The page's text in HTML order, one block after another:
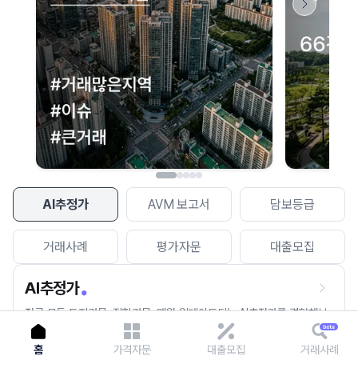
AI추정가 AVM 보고서 담보등급
거래사례 평가자문 대출모집
AI추정가
전국 모든 토지건물, 집합건물, 매월 업데이트되는 AI추정가를 경험해보
세요.
이용에 불편을 드려 죄송합니다.
다시 시도
홈 가격자문 대출모집 거래사례